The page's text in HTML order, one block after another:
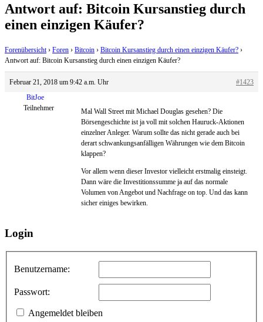
Antwort auf: Bitcoin Kursanstieg durch
einen einzigen Käufer?
Forenübersicht › Foren › Bitcoin › Bitcoin Kursanstieg durch einen einzigen Käufer? ›
Antwort auf: Bitcoin Kursanstieg durch einen einzigen Käufer?
Februar 21, 2018 um 9:42 a.m. Uhr
#1423
BitJoe
Teilnehmer
Mal Wall Street mit Michael Douglas gesehen? Die
Börsengeschichte ist ja voll mit solchen Hauruck-Aktionen
einzelner Anleger. Warum sollte das nicht gerade auch bei
derart schwankungsanfälligen Währungen wie dem Bitcoin
klappen?
Vor allem wenn dieser Investor vielleicht erstmalig einsteigt.
Dann wäre die Investitionssumme ja auf das normale
Volumen von Angebot und Nachfrage on top. Und das kann
sicher einiges bewirken.
Login
Benutzername:
Passwort:
Angemeldet bleiben